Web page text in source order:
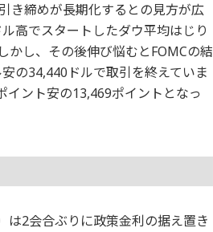
き締めが長期化するとの見方が広
高でスタートしたダウ平均はじり
かし、その後伸び悩むとFOMCの結
の34,440ドルで取引を終えていま
イント安の13,469ポイントとなっ
は2会合ぶりに政策金利の据え置き